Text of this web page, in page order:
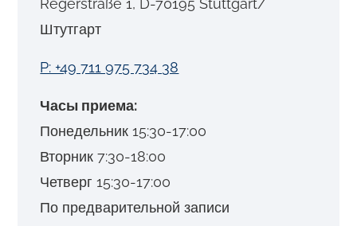
Regerstraße 1, D-70195 Stuttgart/
Штутгарт
P: +49 711 975 734 38
Часы приема:
Понедельник 15:30-17:00
Вторник 7:30-18:00
Четверг 15:30-17:00
По предварительной записи